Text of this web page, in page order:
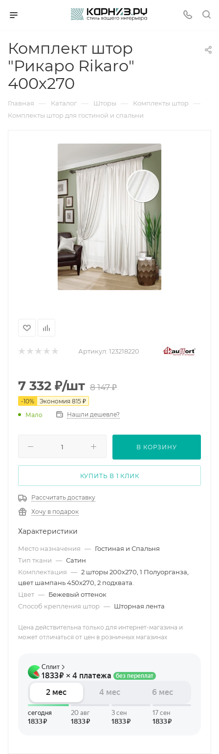
Комплект штор
"Рикаро Rikaro"
400х270
Главная — Каталог — Шторы — Комплекты штор —
Комплекты штор для гостиной и спальни
Артикул: 123218220
7 332 ₽/шт 8 147₽
-10% Экономия 815 ₽
Мало
Нашли дешевле?
В КОРЗИНУ
КУПИТЬ В 1 КЛИК
Рассчитать доставку
Хочу в подарок
Характеристики
Место назначения — Гостиная и Спальня
Тип ткани — Сатин
Комплектация — 2 шторы 200х270, 1 Полуорганза,
цвет шампань 450х270, 2 подхвата.
Цвет — Бежевый оттенок
Способ крепления штор — Шторная лента
Цена действительна только для интернет-магазина и
может отличаться от цен в розничных магазинах